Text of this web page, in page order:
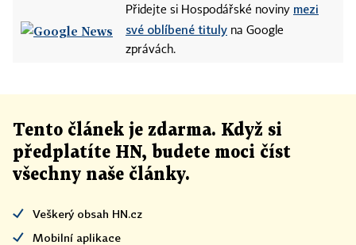
Přidejte si Hospodářské noviny mezi
své oblíbené tituly na Google
zprávách.
Tento článek je zdarma. Když si
předplatíte HN, budete moci číst
všechny naše články.
Veškerý obsah HN.cz
Mobilní aplikace